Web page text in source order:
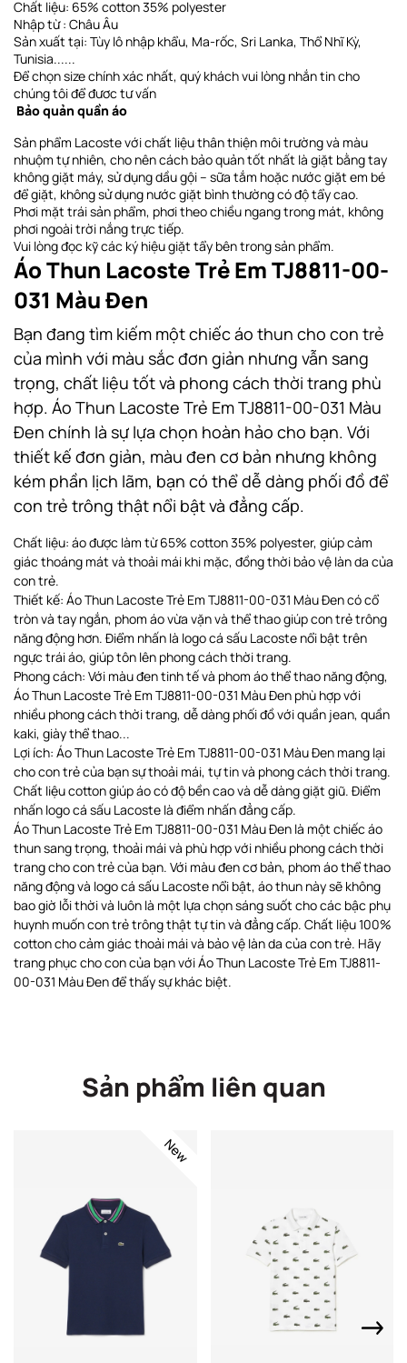
Chất liệu: 65% cotton 35% polyester
Nhập từ : Châu Âu
Sản xuất tại: Tùy lô nhập khẩu, Ma-rốc, Sri Lanka, Thổ Nhĩ Kỳ,
Tunisia......
Để chọn size chính xác nhất, quý khách vui lòng nhắn tin cho
chúng tôi để đươc tư vấn
Bảo quản quần áo
Sản phẩm Lacoste với chất liệu thân thiện môi trường và màu
nhuộm tự nhiên, cho nên cách bảo quản tốt nhất là giặt bằng tay
không giặt máy, sử dụng dầu gội – sữa tắm hoặc nước giặt em bé
để giặt, không sử dụng nước giặt bình thường có độ tẩy cao.
Phơi mặt trái sản phẩm, phơi theo chiều ngangtrong mát, không
phơi ngoài trời nắng trực tiếp.
Vui lòng đọc kỹ các ký hiệu giặt tẩy bên trong sản phẩm.
Áo Thun Lacoste Trẻ Em TJ8811-00-
031 Màu Đen
Bạn đang tìm kiếm một chiếc áo thun cho con trẻ
của mình với màu sắc đơn giản nhưng vẫn sang
trọng, chất liệu tốt và phong cách thời trang phù
hợp. Áo Thun Lacoste Trẻ Em TJ8811-00-031 Màu
Đen chính là sự lựa chọn hoàn hảo cho bạn. Với
thiết kế đơn giản, màu đen cơ bản nhưng không
kém phần lịch lãm, bạn có thể dễ dàng phối đồ để
con trẻ trông thật nổi bật và đẳng cấp.
Chất liệu: áo được làm từ 65% cotton 35% polyester, giúp cảm
giác thoáng mát và thoải mái khi mặc, đồng thời bảo vệ làn da của
con trẻ.
Thiết kế: Áo Thun Lacoste Trẻ Em TJ8811-00-031 Màu Đen có cổ
tròn và tay ngắn, phom áo vừa vặn và thể thao giúp con trẻ trông
năng động hơn. Điểm nhấn là logo cá sấu Lacoste nổi bật trên
ngực trái áo, giúp tôn lên phong cách thời trang.
Phong cách: Với màu đen tinh tế và phom áo thể thao năng động,
Áo Thun Lacoste Trẻ Em TJ8811-00-031 Màu Đen phù hợp với
nhiều phong cách thời trang, dễ dàng phối đồ với quần jean, quần
kaki, giày thể thao...
Lợi ích: Áo Thun Lacoste Trẻ Em TJ8811-00-031 Màu Đen mang lại
cho con trẻ của bạn sự thoải mái, tự tin và phong cách thời trang.
Chất liệu cotton giúp áo có độ bền cao và dễ dàng giặt giũ. Điểm
nhấn logo cá sấu Lacoste là điểm nhấn đẳng cấp.
Áo Thun Lacoste Trẻ Em TJ8811-00-031 Màu Đen là một chiếc áo
thun sang trọng, thoải mái và phù hợp với nhiều phong cách thời
trang cho con trẻ của bạn. Với màu đen cơ bản, phom áo thể thao
năng động và logo cá sấu Lacoste nổi bật, áo thun này sẽ không
bao giờ lỗi thời và luôn là một lựa chọn sáng suốt cho các bậc phụ
huynh muốn con trẻ trông thật tự tin và đẳng cấp. Chất liệu 100%
cotton cho cảm giác thoải mái và bảo vệ làn da của con trẻ. Hãy
trang phục cho con của bạn với Áo Thun Lacoste Trẻ Em TJ8811-
00-031 Màu Đen để thấy sự khác biệt.
Sản phẩm liên quan
New